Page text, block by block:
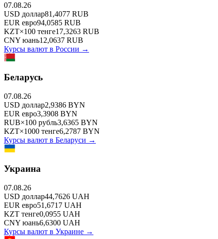
07.08.26
USD доллар81,4077 RUB
EUR евро94,0585 RUB
KZT×100 тенге17,3263 RUB
CNY юань12,0637 RUB
Курсы валют в России →
Беларусь
07.08.26
USD доллар2,9386 BYN
EUR евро3,3908 BYN
RUB×100 рубль3,6365 BYN
KZT×1000 тенге6,2787 BYN
Курсы валют в Беларуси →
Украина
07.08.26
USD доллар44,7626 UAH
EUR евро51,6717 UAH
KZT тенге0,0955 UAH
CNY юань6,6300 UAH
Курсы валют в Украине →